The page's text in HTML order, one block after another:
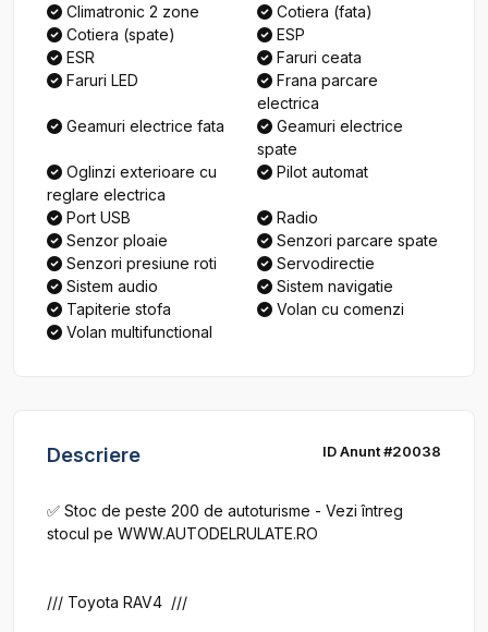
Climatronic 2 zone
Cotiera (fata)
Cotiera (spate)
ESP
ESR
Faruri ceata
Faruri LED
Frana parcare
electrica
Geamuri electrice fata
Geamuri electrice
spate
Oglinzi exterioare cu
reglare electrica
Pilot automat
Port USB
Radio
Senzor ploaie
Senzori parcare spate
Senzori presiune roti
Servodirectie
Sistem audio
Sistem navigatie
Tapiterie stofa
Volan cu comenzi
Volan multifunctional
Descriere ID Anunt #20038
✅ Stoc de peste 200 de autoturisme - Vezi întreg
stocul pe WWW.AUTODELRULATE.RO
/// Toyota RAV4  ///